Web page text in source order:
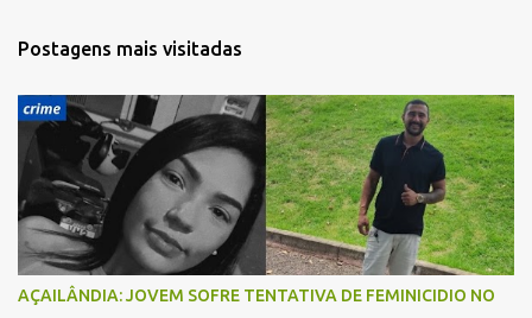
r
Postagens mais visitadas
AÇAILÂNDIA: JOVEM SOFRE TENTATIVA DE FEMINICIDIO NO